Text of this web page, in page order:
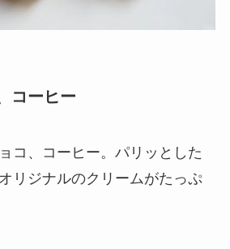
コーヒー
コ、コーヒー。パリッとした
リジナルのクリームがたっぷ